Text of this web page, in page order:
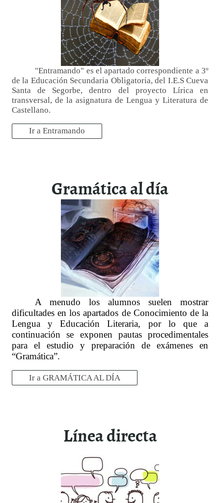
"Entramando" es el apartado correspondiente a 3º
de la Educación Secundaria Obligatoria, del I.E.S Cueva
Santa de Segorbe, dentro del proyecto Lírica en
transversal, de la asignatura de Lengua y Literatura de
Castellano.
Ir a Entramando
Gramática al día
A menudo los alumnos suelen mostrar
dificultades en los apartados de Conocimiento de la
Lengua y Educación Literaria, por lo que a
continuación se exponen pautas procedimentales
para el estudio y preparación de exámenes en
“Gramática”.
Ir a GRAMÁTICA AL DÍA
Línea directa